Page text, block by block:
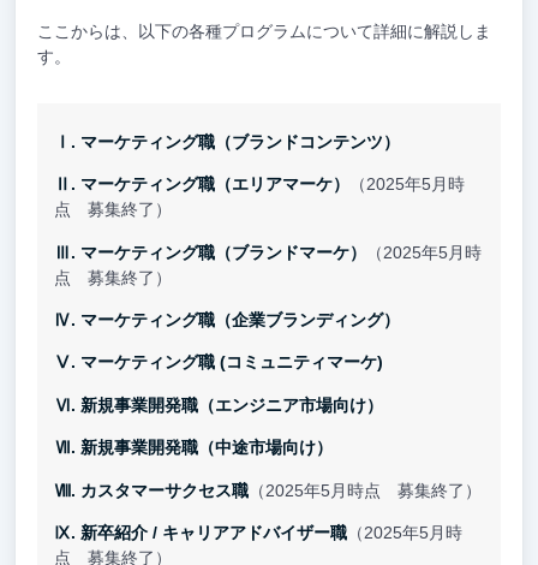
ここからは、以下の各種プログラムについて詳細に解説しま
す。
Ⅰ. マーケティング職︎（ブランドコンテンツ）
Ⅱ. マーケティング職（エリアマーケ）
（2025年5月時
点 募集終了）
Ⅲ. マーケティング職（ブランドマーケ）
（2025年5月時
点 募集終了）
Ⅳ. マーケティング職（企業ブランディング）
Ⅴ. マーケティング職 (コミュニティマーケ)
Ⅵ. 新規事業開発職（エンジニア市場向け）
Ⅶ. 新規事業開発職（中途市場向け）
Ⅷ. カスタマーサクセス職 （2025年5月時点 募集終了）
Ⅸ. 新卒紹介 / キャリアアドバイザー職 （2025年5月時
点 募集終了）